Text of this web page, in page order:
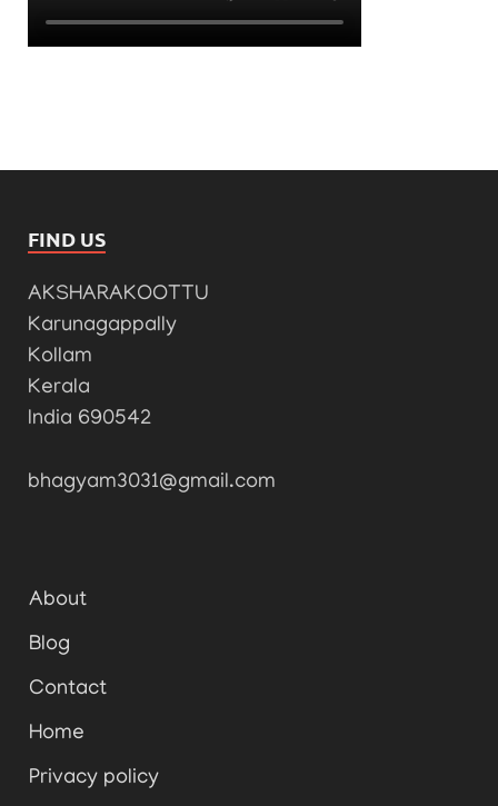
FIND US
AKSHARAKOOTTU
Karunagappally
Kollam
Kerala
India 690542
bhagyam3031@gmail.com
About
Blog
Contact
Home
Privacy policy